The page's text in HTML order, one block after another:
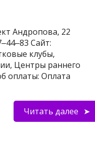
Андропова, 22
Сайт:
клубы,
Центры раннего
оплаты: Оплата
Читать далее